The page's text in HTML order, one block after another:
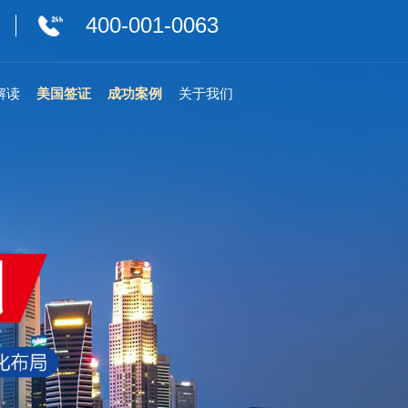
400-001-0063
读 美国签证 成功案例 关于我们